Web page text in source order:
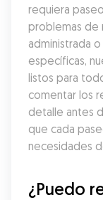
requiera
problemas de
administrada
específicas,
listos para
comentar los
detalle antes
que cada
necesidades
¿Puedo